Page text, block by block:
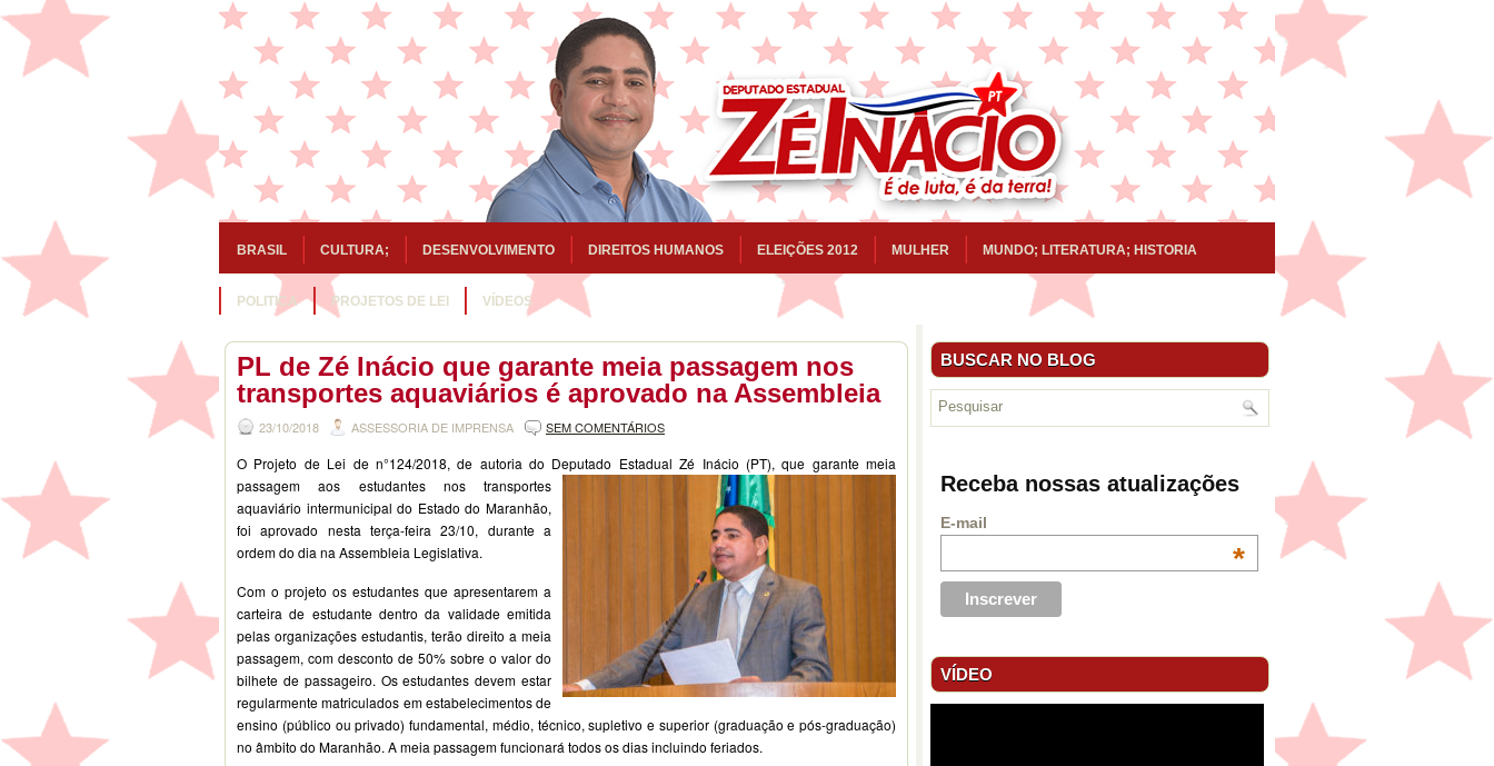
BRASIL CULTURA; DESENVOLVIMENTO DIREITOS HUMANOS ELEIÇÕES 2012 MULHER MUNDO; LITERATURA; HISTORIA
POLITICA PROJETOS DE LEI VÍDEOS
PL de Zé Inácio que garante meia passagem nos
transportes aquaviários é aprovado na Assembleia
23/10/2018 ASSESSORIA DE IMPRENSA SEM COMENTÁRIOS
O Projeto de Lei de n°124/2018, de autoria do Deputado Estadual Zé Inácio (PT), que garante meia
passagem aos estudantes nos transportes
aquaviário intermunicipal do Estado do Maranhão,
foi aprovado nesta terça-feira 23/10, durante a
ordem do dia na Assembleia Legislativa.
Com o projeto os estudantes que apresentarem a
carteira de estudante dentro da validade emitida
pelas organizações estudantis, terão direito a meia
passagem, com desconto de 50% sobre o valor do
bilhete de passageiro. Os estudantes devem estar
regularmente matriculados em estabelecimentos de
ensino (público ou privado) fundamental, médio, técnico, supletivo e superior (graduação e pós-graduação)
no âmbito do Maranhão. A meia passagem funcionará todos os dias incluindo feriados.
BUSCAR NO BLOG
Receba nossas atualizações
E-mail
*
VÍDEO